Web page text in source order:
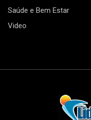
Saúde e Bem Estar
Video